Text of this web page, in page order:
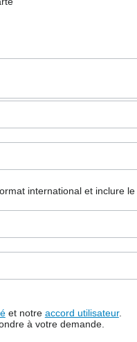
international et inclure le
et notre accord utilisateur.
à votre demande.